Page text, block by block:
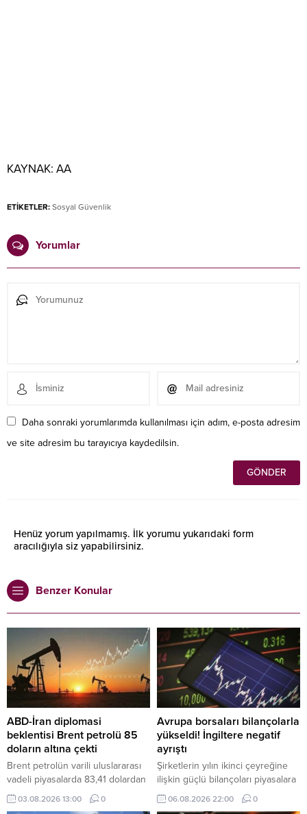
KAYNAK: AA
ETİKETLER: Sosyal Güvenlik
Yorumlar
Daha sonraki yorumlarımda kullanılması için adım, e-posta adresim
ve site adresim bu tarayıcıya kaydedilsin.
Henüz yorum yapılmamış. İlk yorumu yukarıdaki form
aracılığıyla siz yapabilirsiniz.
Benzer Konular
ABD-İran diplomasi
beklentisi Brent petrolü 85
doların altına çekti
Brent petrolün varili uluslararası
vadeli piyasalarda 83,41 dolardan
işlem görüyor.
03.08.2026 13:00 0
Avrupa borsaları bilançolarla
yükseldi! İngiltere negatif
ayrıştı
Şirketlerin yılın ikinci çeyreğine
ilişkin güçlü bilançoları piyasalara
pozitif yansımaya devam ediyor.
Güçlü şirket bilançolarının
06.08.2026 22:00 0